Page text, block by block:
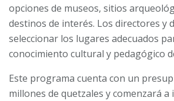
opciones de museos, sitios
destinos de interés. Los directores y
seleccionar los lugares adecuados
conocimiento cultural y pedagógico
Este programa cuenta con un
millones de quetzales y comenzará